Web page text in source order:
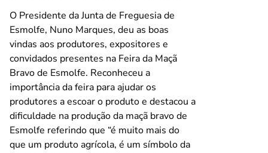
O Presidente da Junta de Freguesia de
Esmolfe, Nuno Marques, deu as boas
vindas aos produtores, expositores e
convidados presentes na Feira da Maçã
Bravo de Esmolfe. Reconheceu a
importância da feira para ajudar os
produtores a escoar o produto e destacou a
dificuldade na produção da maçã bravo de
Esmolfe referindo que “é muito mais do
que um produto agrícola, é um símbolo da